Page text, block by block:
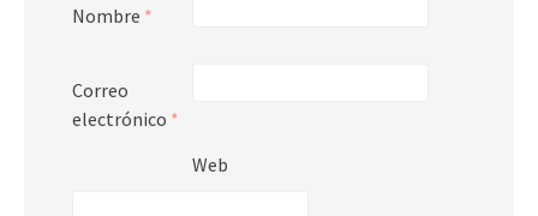
Nombre *
Correo
electrónico *
Web